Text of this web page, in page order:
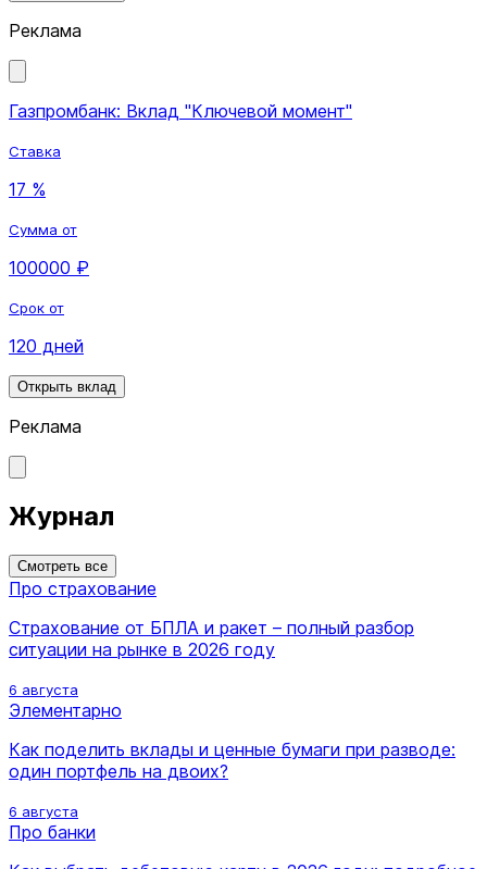
Реклама
Газпромбанк: Вклад "Ключевой момент"
Ставка
17 %
Сумма от
100000 ₽
Срок от
120 дней
Открыть вклад
Реклама
Журнал
Смотреть все
Про страхование
Страхование от БПЛА и ракет – полный разбор
ситуации на рынке в 2026 году
6 августа
Элементарно
Как поделить вклады и ценные бумаги при разводе:
один портфель на двоих?
6 августа
Про банки